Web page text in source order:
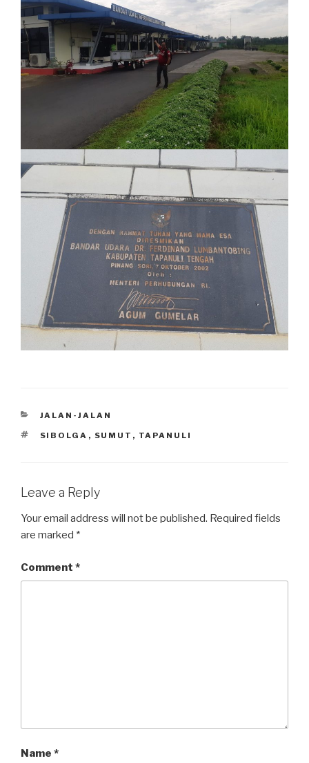
CATEGORIES
JALAN-JALAN
TAGS
SIBOLGA , SUMUT , TAPANULI
Leave a Reply
Your email address will not be published. Required fields
are marked *
Comment *
Name *